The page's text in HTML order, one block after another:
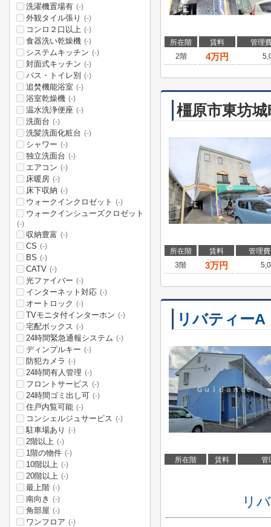
所在階 賃料
管理
2階
4万円
橿原市東坊
所在階 賃料
管理
3階
3万円
リバティーA
所在階 賃料 管
リ
洗濯機置場有 (-)
外観タイル張り (-)
コンロ２口以上 (-)
食器洗い乾燥機 (-)
システムキッチン (-)
対面式キッチン (-)
バス・トイレ別 (-)
追焚機能浴室 (-)
浴室乾燥機 (-)
温水洗浄便座 (-)
洗面台 (-)
洗髪洗面化粧台 (-)
シャワー (-)
独立洗面台 (-)
エアコン (-)
床暖房 (-)
床下収納 (-)
ウォークインクロゼット (-)
ウォークインシューズクロゼット
(-)
収納豊富 (-)
CS (-)
BS (-)
CATV (-)
光ファイバー (-)
インターネット対応 (-)
オートロック (-)
TVモニタ付インターホン (-)
宅配ボックス (-)
24時間緊急通報システム (-)
ディンプルキー (-)
防犯カメラ (-)
24時間有人管理 (-)
フロントサービス (-)
24時間ゴミ出し可 (-)
住戸内覧可能 (-)
コンシェルジュサービス (-)
駐車場あり (-)
2階以上 (-)
1階の物件 (-)
10階以上 (-)
20階以上 (-)
最上階 (-)
南向き (-)
角部屋 (-)
ワンフロア (-)